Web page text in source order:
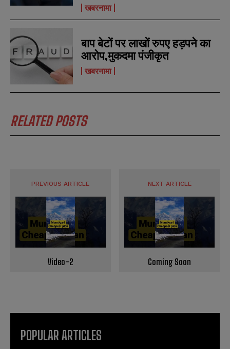
N
m
l
*
N
e
r
s
N
m
l
*
N
e
r
s
खबरनामा
बाप बेटों पर लाखों रुपए हड़पने का
आरोप,मुकदमा पंजीकृत
खबरनामा
RELATED POSTS
PREVIOUS ARTICLE
Video-2
NEXT ARTICLE
Coming Soon
POPULAR ARTICLES